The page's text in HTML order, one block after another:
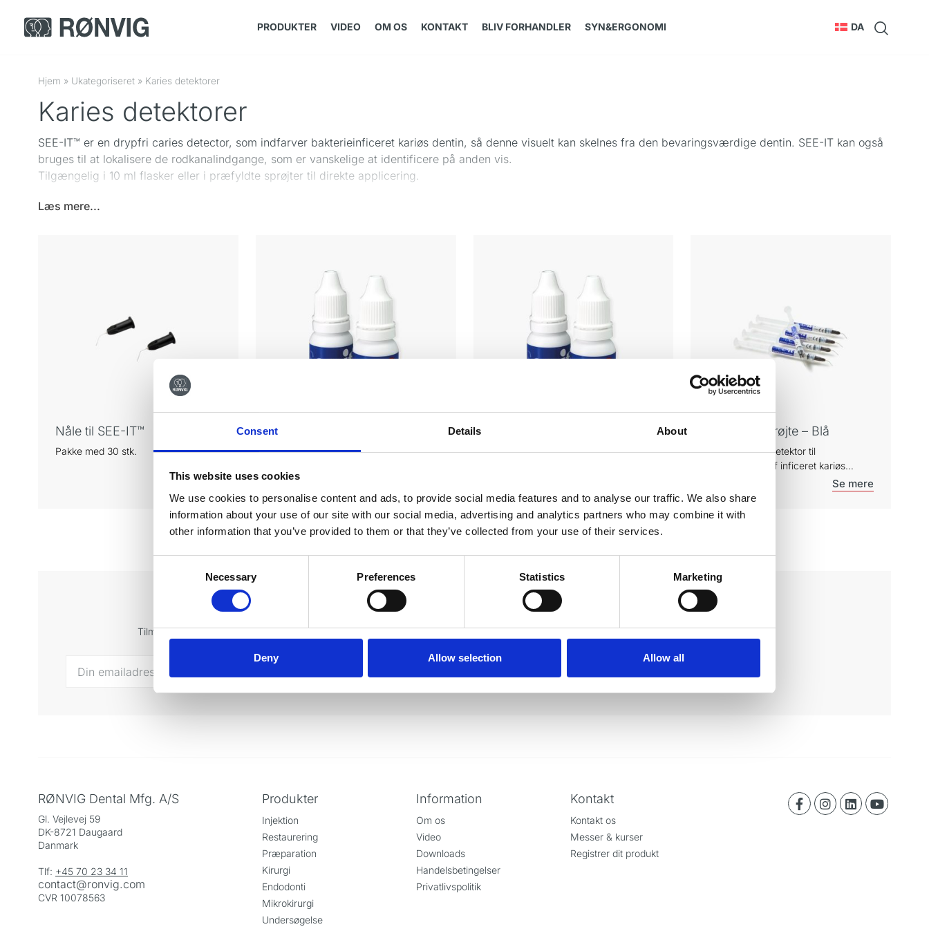
Consent Details About
This website uses cookies
We use cookies to personalise content and ads, to provide social media features and to analyse our traffic. We also share
information about your use of our site with our social media, advertising and analytics partners who may combine it with
other information that you’ve provided to them or that they’ve collected from your use of their services.
Necessary Preferences Statistics Marketing
Deny Allow selection Allow all
PRODUKTER VIDEO OM OS KONTAKT BLIV FORHANDLER SYN&ERGONOMI DA
Hjem » Ukategoriseret » Karies detektorer
Karies detektorer
SEE-IT™ er en drypfri caries detector, som indfarver bakterieinficeret kariøs dentin, så denne visuelt kan skelnes fra den bevaringsværdige dentin. SEE-IT kan også
bruges til at lokalisere de rodkanalindgange, som er vanskelige at identificere på anden vis.
Tilgængelig i 10 ml flasker eller i præfyldte sprøjter til direkte applicering.
Læs mere...
Nåle til SEE-IT™
Pakke med 30 stk.
SEE-IT™ Flaske – Blå
Drypfri karies detektor til
dentin og til at lokalisere ”skjulte”
rodkanalindgange.
Drypfri karies detektor til
rodkanalindgange.
SEE-IT™ Sprøjte – Blå
Drypfri karies detektor til
synliggørelse af inficeret kariøs
dentin og til at lokalisere ”skjulte”
rodkanalindgange. Pakke á 5 stk.
Tilmeld dig vores nyhedsbrev
Tilmeld dig vores nyhedsbrev og få seneste nyheder og gode tilbud direkte i din indbakke.
RØNVIG Dental Mfg. A/S
Gl. Vejlevej 59
DK-8721 Daugaard
Danmark
Tlf: +45 70 23 34 11
contact@ronvig.com
CVR 10078563
Produkter
Injektion
Restaurering
Præparation
Kirurgi
Endodonti
Mikrokirurgi
Undersøgelse
Information
Om os
Video
Downloads
Handelsbetingelser
Privatlivspolitik
Kontakt
Kontakt os
Messer & kurser
Registrer dit produkt